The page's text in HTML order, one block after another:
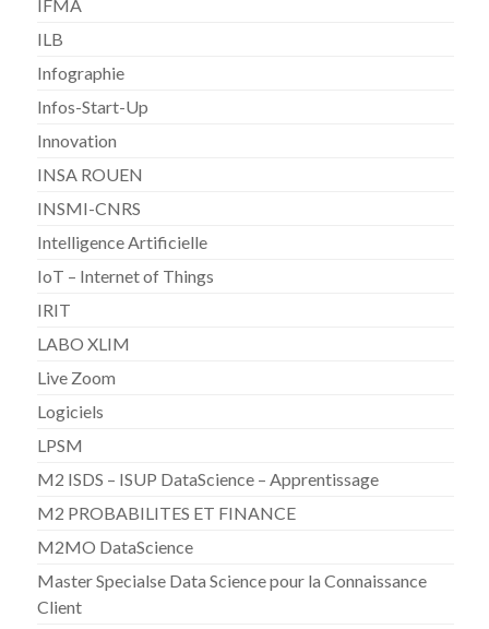
IFMA
ILB
Infographie
Infos-Start-Up
Innovation
INSA ROUEN
INSMI-CNRS
Intelligence Artificielle
IoT – Internet of Things
IRIT
LABO XLIM
Live Zoom
Logiciels
LPSM
M2 ISDS – ISUP DataScience – Apprentissage
M2 PROBABILITES ET FINANCE
M2MO DataScience
Master Specialse Data Science pour la Connaissance
Client